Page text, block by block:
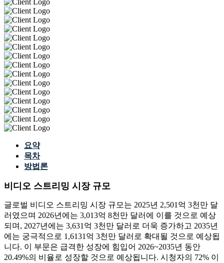
요약
목차
방법론
비디오 스트리밍 시장 규모
글로벌 비디오 스트리밍 시장 규모는 2025년 2,501억 3천만 달
러였으며 2026년에는 3,013억 8천만 달러에 이를 것으로 예상
되며, 2027년에는 3,631억 3천만 달러로 더욱 증가하고 2035년
에는 궁극적으로 1,6131억 3천만 달러로 확대될 것으로 예상됩
니다. 이 부문은 급격한 성장에 힘입어 2026~2035년 동안
20.49%의 비율로 성장할 것으로 예상됩니다. 시청자의 72% 이